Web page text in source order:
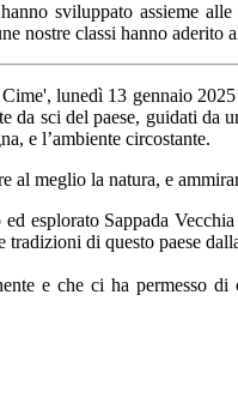
sviluppato assieme
nostre classi hanno
lunedì 13 gennaio
da sci del paese, guidati da
e l’ambiente circostante.
al meglio la natura, e
esplorato Sappada
di questo paese
e che ci ha permesso